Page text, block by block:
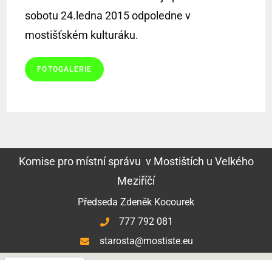
sobotu 24.ledna 2015 odpoledne v
mostišťském kulturáku.
FOTOGALERIE
Komise pro místní správu v Mostištích u Velkého
Meziříčí
Předseda Zdeněk Kocourek
777 792 081
starosta@mostiste.eu